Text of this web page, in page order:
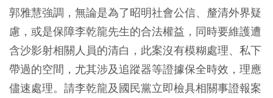
郭雅慧強調，無論是為了昭明社會公信、釐清外界疑
慮，或是保障李乾龍先生的合法權益，同時要維護遭
含沙影射相關人員的清白，此案沒有模糊處理、私下
帶過的空間，尤其涉及追蹤器等證據保全時效，理應
儘速處理。請李乾龍及國民黨立即檢具相關事證報案